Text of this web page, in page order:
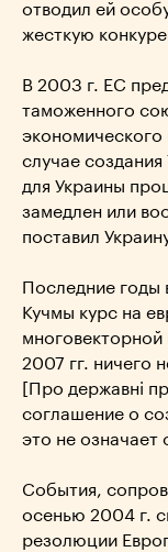
отводил ей
жесткую
В 2003 г. ЕС
таможенного
экономического
случае
для Украины
замедлен или
поставил
Последние годы
Кучмы курс на
2007 гг. ничего
[Про державні
соглашение о
это не означает
События,
осенью 2004 г.
резолюции